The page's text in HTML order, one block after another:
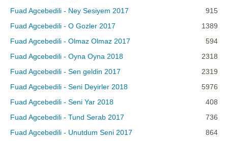
Fuad Agcebedili - Ney Sesiyem 2017
915
Fuad Agcebedili - O Gozler 2017
1389
Fuad Agcebedili - Olmaz Olmaz 2017
594
Fuad Agcebedili - Oyna Oyna 2018
2318
Fuad Agcebedili - Sen geldin 2017
2319
Fuad Agcebedili - Seni Deyirler 2018
5976
Fuad Agcebedili - Seni Yar 2018
408
Fuad Agcebedili - Tund Serab 2017
736
Fuad Agcebedili - Unutdum Seni 2017
864